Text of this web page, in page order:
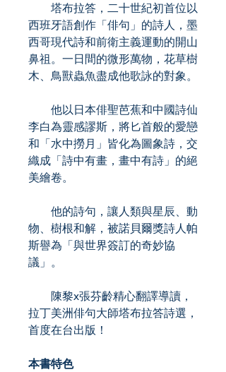
塔布拉答，二十世紀初首位以
西班牙語創作「俳句」的詩人，墨
西哥現代詩和前衛主義運動的開山
鼻祖。一日間的微形萬物，花草樹
木、鳥獸蟲魚盡成他歌詠的對象。
他以日本俳聖芭蕉和中國詩仙
李白為靈感謬斯，將匕首般的愛戀
和「水中撈月」皆化為圖象詩，交
織成「詩中有畫，畫中有詩」的絕
美繪卷。
他的詩句，讓人類與星辰、動
物、樹根和解，被諾貝爾獎詩人帕
斯譽為「與世界簽訂的奇妙協
議」。
陳黎x張芬齡精心翻譯導讀，
拉丁美洲俳句大師塔布拉答詩選，
首度在台出版！
本書特色